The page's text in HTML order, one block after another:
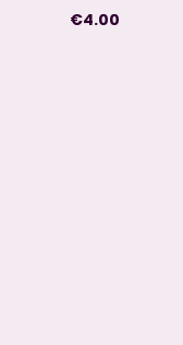
€4.00